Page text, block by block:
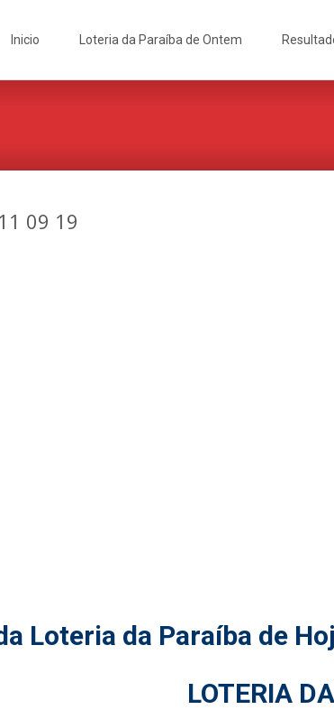
Inicio Loteria da Paraíba de Ontem
09 19
Loteria da Paraíba de
LOTERIA